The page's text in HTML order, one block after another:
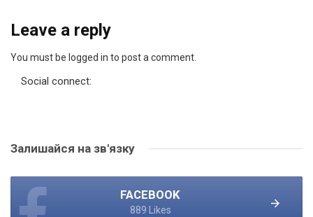
Leave a reply
You must be logged in to post a comment.
Social connect:
Залишайся на зв'язку
FACEBOOK
889 Likes